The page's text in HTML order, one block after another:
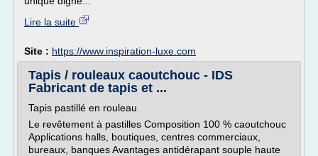
Lire la suite
Site : https://www.inspiration-luxe.com
Tapis / rouleaux caoutchouc - IDS
Fabricant de tapis et ...
Tapis pastillé en rouleau
Le revêtement à pastilles Composition 100 % caoutchouc
Applications halls, boutiques, centres commerciaux,
bureaux, banques Avantages antidérapant souple haute